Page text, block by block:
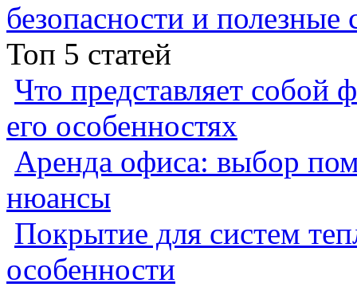
безопасности и полезные
Топ 5 статей
Что представляет собой
его особенностях
Аренда офиса: выбор
нюансы
Покрытие для систем
особенности